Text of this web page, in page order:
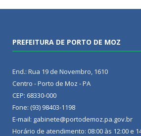
PREFEITURA DE PORTO DE MOZ
End.: Rua 19 de Novembro, 1610
Centro - Porto de Moz - PA
CEP: 68330-000
Fone: (93) 98403-1198
E-mail: gabinete@portodemoz.pa.gov.br
Horário de atendimento: 08:00 às 12:00 e